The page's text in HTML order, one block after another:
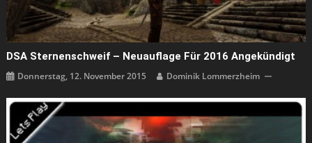
DSA Sternenschweif – Neuauflage Für 2016 Angekündigt
Donnerstag, 12. November 2015 Dominik Lommerzheim